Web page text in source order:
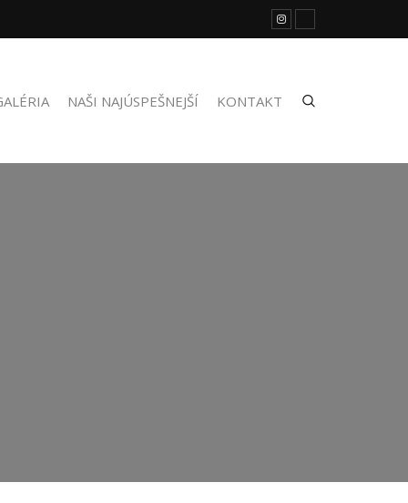
NAŠI NAJÚSPEŠNEJŠÍ KONTAKT